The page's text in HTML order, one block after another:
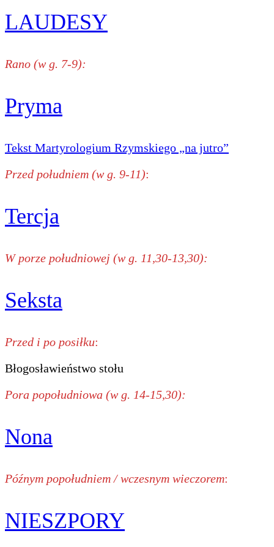
LAUDESY
Rano (w g. 7-9):
Pryma
Tekst Martyrologium Rzymskiego „na jutro”
Przed południem (w g. 9-11):
Tercja
W porze południowej (w g. 11,30-13,30):
Seksta
Przed i po posiłku:
Błogosławieństwo stołu
Pora popołudniowa (w g. 14-15,30):
Nona
Późnym popołudniem / wczesnym wieczorem:
NIESZPORY